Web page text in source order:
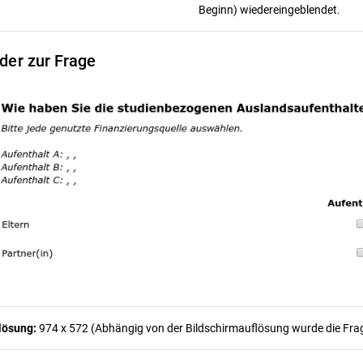
Beginn) wiedereingeblendet.
zur Frage
974 x 572 (Abhängig von der Bildschirmauflösung wurde die